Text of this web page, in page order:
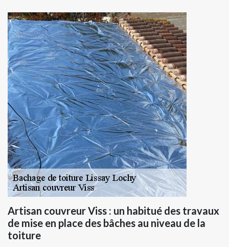
Artisan couvreur Viss : un habitué des travaux
de mise en place des bâches au niveau de la
toiture